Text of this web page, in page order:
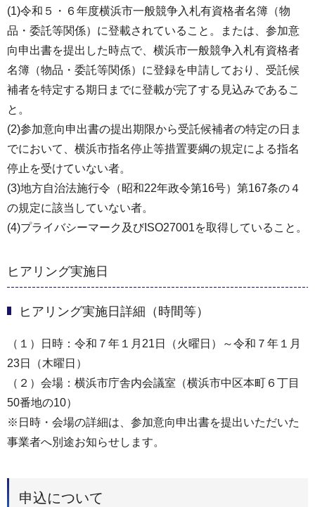
(1)令和５・６年度横浜市一般競争入札有資格者名簿（物
品・委託等関係）に登載されていること。または、参加意
向申出書を提出した時点で、横浜市一般競争入札有資格者
名簿（物品・委託等関係）に登録を申請しており、受託候
補者を特定する期日までに登載が完了する見込みであるこ
と。
(2)参加意向申出書の提出期限から受託候補者の特定の日ま
でにおいて、横浜市指名停止等措置要綱の規定による指名
停止を受けていない者。
(3)地方自治法施行令（昭和22年政令第16号）第167条の４
の規定に該当していない者。
(4)プライバシーマーク及びISO27001を取得していること。
ヒアリング実施日
ヒアリング実施日詳細（時間等）
（１）日時：令和７年１月21日（火曜日）～令和７年１月
23日（木曜日）
（２）会場：横浜市庁舎内会議室（横浜市中区本町６丁目
50番地の10）
※日時・会場の詳細は、参加意向申出書を提出いただいた
事業者へ別途お知らせします。
申込について